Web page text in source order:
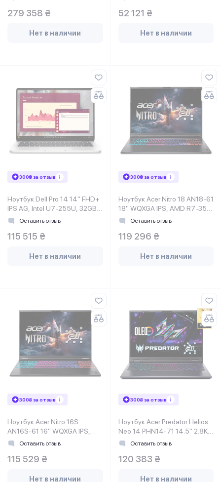
279 358 ₴
Нет в наличии
белый
52 121 ₴
Нет в наличии
300₴ за отзыв
Ноутбук Dell Pro 14 14" FHD+
IPS AG, Intel U7-255U, 32GB,
F512GB, UMA, Lin,
Оставить отзыв
115 515 ₴
Нет в наличии
300₴ за отзыв
Ноутбук Acer Nitro 18 AN18-61
18" WQXGA IPS, AMD R7-350,
32GB, F2TB, NVD5070-8, Lin,
Оставить отзыв
119 296 ₴
Нет в наличии
300₴ за отзыв
Ноутбук Acer Nitro 16S
AN16S-61 16" WQXGA IPS,
AMD R9-365, 32GB, F2TB,
Оставить отзыв
115 529 ₴
Нет в наличии
300₴ за отзыв
Ноутбук Acer Predator Helios
Neo 14 PHN14-71 14.5" 2.8K
OLED, Intel U9-285H, 32GB,
Оставить отзыв
120 383 ₴
Нет в наличии